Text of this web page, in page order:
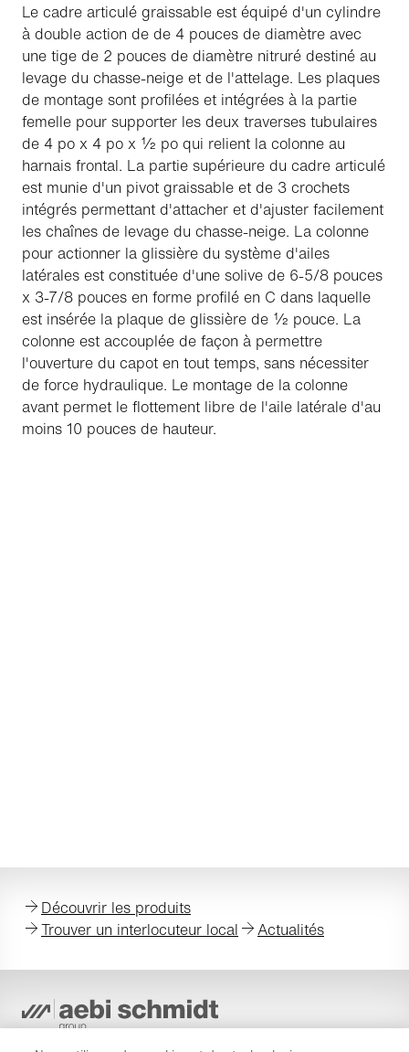
Le cadre articulé graissable est équipé d'un cylindre
à double action de de 4 pouces de diamètre avec
une tige de 2 pouces de diamètre nitruré destiné au
levage du chasse-neige et de l'attelage. Les plaques
de montage sont profilées et intégrées à la partie
femelle pour supporter les deux traverses tubulaires
de 4 po x 4 po x ½ po qui relient la colonne au
harnais frontal. La partie supérieure du cadre articulé
est munie d'un pivot graissable et de 3 crochets
intégrés permettant d'attacher et d'ajuster facilement
les chaînes de levage du chasse-neige. La colonne
pour actionner la glissière du système d'ailes
latérales est constituée d'une solive de 6-5/8 pouces
x 3-7/8 pouces en forme profilé en C dans laquelle
est insérée la plaque de glissière de ½ pouce. La
colonne est accouplée de façon à permettre
l'ouverture du capot en tout temps, sans nécessiter
de force hydraulique. Le montage de la colonne
avant permet le flottement libre de l'aile latérale d'au
moins 10 pouces de hauteur.
Découvrir les produits
Trouver un interlocuteur local
Actualités